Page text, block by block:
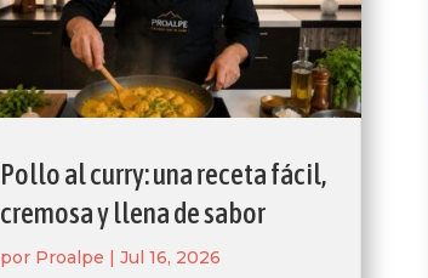
Pollo al curry: una receta fácil,
cremosa y llena de sabor
por Proalpe | Jul 16, 2026